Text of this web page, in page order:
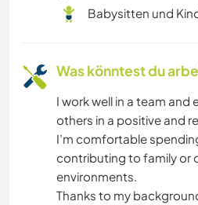
FITNESS
RADFAHREN
CAMPING
Babysitten und
Was könntest du
I work well in a team
others in a positive and
I’m comfortable
contributing to family or
environments.
Thanks to my